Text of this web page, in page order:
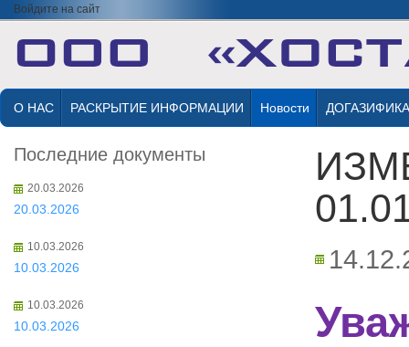
Войдите на сайт
О НАС РАСКРЫТИЕ ИНФОРМАЦИИ Новости
Последние документы
20.03.2026
20.03.2026
10.03.2026
10.03.2026
10.03.2026
10.03.2026